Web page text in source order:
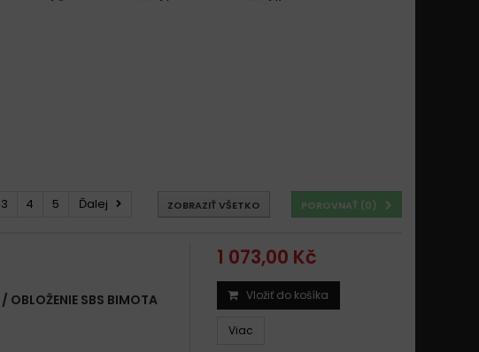
POROVNAŤ (0)
3 4 5 Ďalej ZOBRAZIŤ VŠETKO
OBLOŽENIE SBS BIMOTA
1 073,00 Kč
Vložiť do košíka
Viac